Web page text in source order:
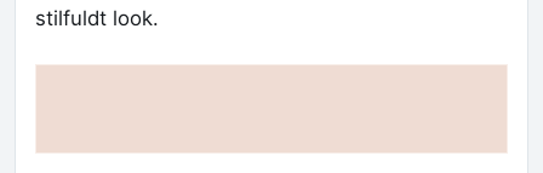
stilfuldt look.